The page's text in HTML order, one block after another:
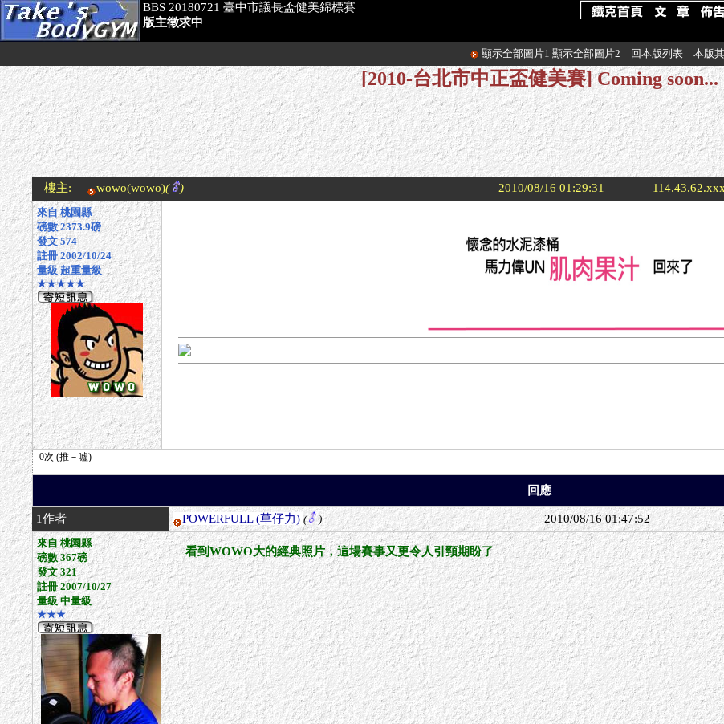
BBS 20180721 臺中市議長盃健美錦標賽
版主徵求中
顯示全部圖片1 顯示全部圖片2 回本版列表 本版
[2010-台北市中正盃健美賽] Coming soon...
樓主: wowo(wowo)( ) 2010/08/16 01:29:31 114.43.62.xxx
來自 桃園縣
磅數 2373.9磅
發文 574
註冊 2002/10/24
量級 超重量級
★★★★★
回應
1作者 POWERFULL (草仔力) ( ) 2010/08/16 01:47:52
來自 桃園縣
磅數 367磅
發文 321
註冊 2007/10/27
量級 中量級
★★★
看到WOWO大的經典照片，這場賽事又更令人引頸期盼了